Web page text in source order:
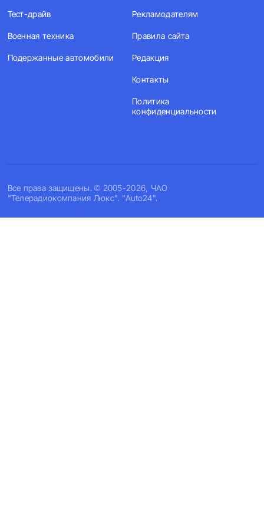
Все права защищены. © 2005-2026, ЧАО
"Телерадиокомпания Люкс". "Auto24".
Тест-драйв
Военная техника
Подержанные автомобили
Рекламодателям
Правила сайта
Редакция
Контакты
Политика
конфиденциальности